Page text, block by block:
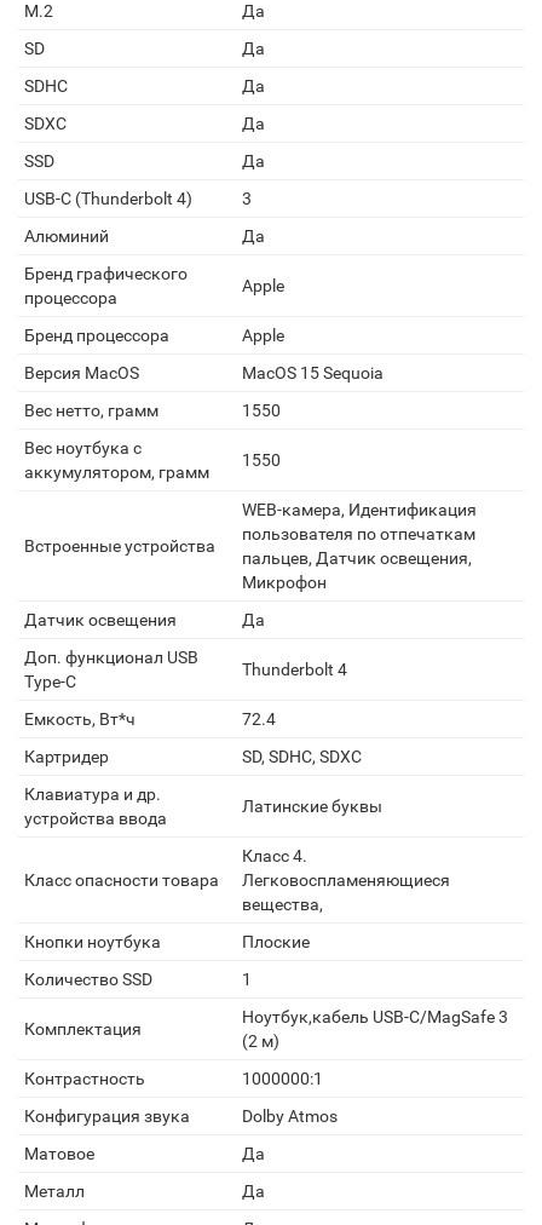
M.2
Да
SD
Да
SDHC
Да
SDXC
Да
SSD
Да
USB-C (Thunderbolt 4)
3
Алюминий
Да
Бренд графического
процессора
Apple
Бренд процессора
Apple
Версия MacOS
MacOS 15 Sequoia
Вес нетто, грамм
1550
Вес ноутбука с
аккумулятором, грамм
1550
Встроенные устройства
WEB-камера, Идентификация
пользователя по отпечаткам
пальцев, Датчик освещения,
Микрофон
Датчик освещения
Да
Доп. функционал USB
Type-C
Thunderbolt 4
Емкость, Вт*ч
72.4
Картридер
SD, SDHC, SDXC
Клавиатура и др.
устройства ввода
Латинские буквы
Класс опасности товара
Класс 4.
Легковоспламеняющиеся
вещества,
Кнопки ноутбука
Плоские
Количество SSD
1
Комплектация
Ноутбук,кабель USB-C/MagSafe 3
(2 м)
Контрастность
1000000:1
Конфигурация звука
Dolby Atmos
Матовое
Да
Металл
Да